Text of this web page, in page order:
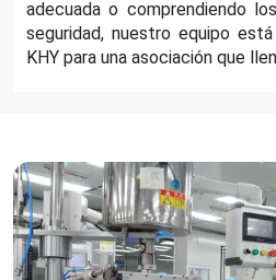
adecuada o comprendiendo
seguridad, nuestro equipo
KHY para una asociación que